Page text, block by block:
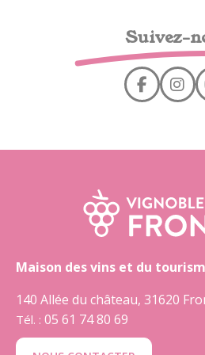
Suivez-
Maison des vins et du
140 Allée du château, 31620
Tél. : 05 61 74 80 69